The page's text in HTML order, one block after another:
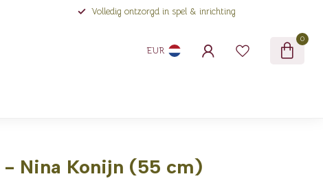
Volledig ontzorgd in spel & inrichting
EUR
0
- Nina Konijn (55 cm)